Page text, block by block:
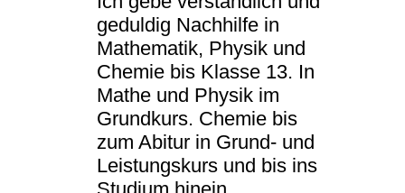
geduldig Nachhilfe in
Mathematik, Physik und
Chemie bis Klasse 13. In
Mathe und Physik im
Grundkurs. Chemie bis
zum Abitur in Grund- und
Leistungskurs und bis ins